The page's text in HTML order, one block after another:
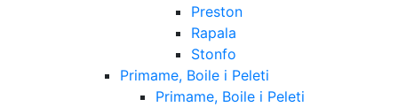
Preston
Rapala
Stonfo
Primame, Boile i Peleti
Primame, Boile i Peleti